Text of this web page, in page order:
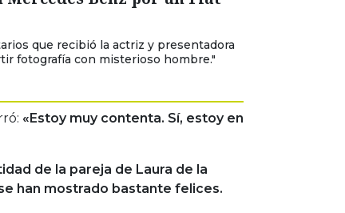
que recibió la actriz y presentadora
fotografía con misterioso hombre."
«Estoy muy contenta. Sí, estoy en
de la pareja de Laura de la
han mostrado bastante felices.